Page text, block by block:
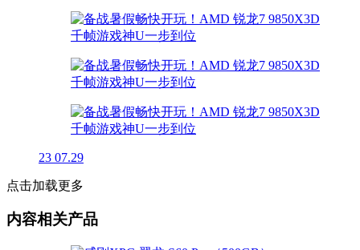
23 07.29
点击加载更多
内容相关产品